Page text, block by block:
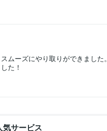
ムーズにやり取りができました。
た！
サービス